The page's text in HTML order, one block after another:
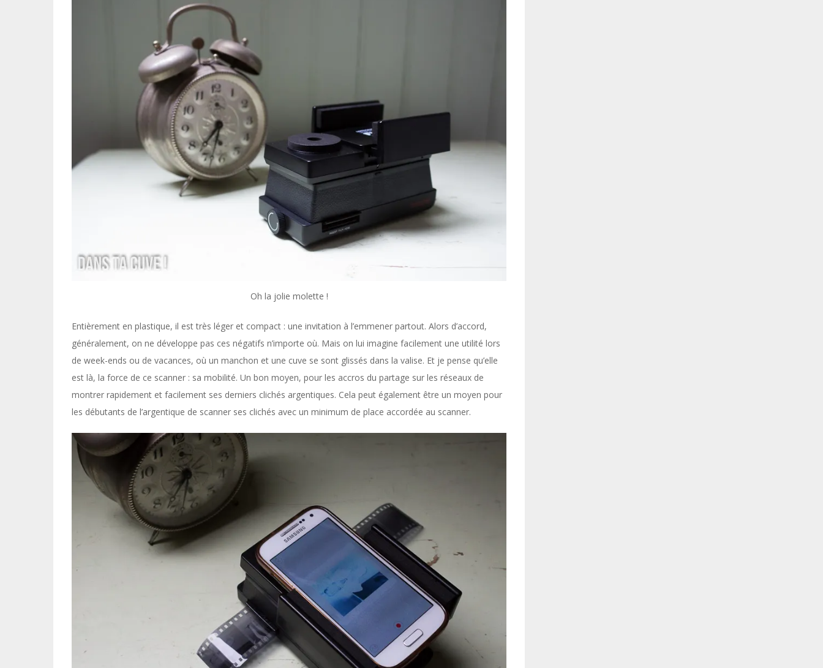
Oh la jolie molette !
Entièrement en plastique, il est très léger et compact : une invitation à l’emmener partout. Alors d’accord,
généralement, on ne développe pas ces négatifs n’importe où. Mais on lui imagine facilement une utilité lors
de week-ends ou de vacances, où un manchon et une cuve se sont glissés dans la valise. Et je pense qu’elle
est là, la force de ce scanner : sa mobilité. Un bon moyen, pour les accros du partage sur les réseaux de
montrer rapidement et facilement ses derniers clichés argentiques. Cela peut également être un moyen pour
les débutants de l’argentique de scanner ses clichés avec un minimum de place accordée au scanner.